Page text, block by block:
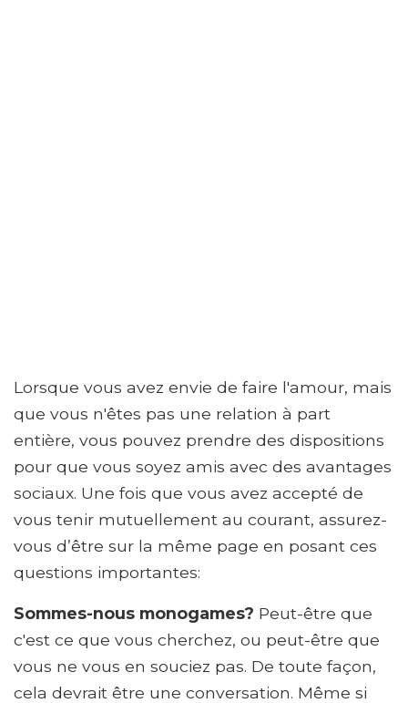
Lorsque vous avez envie de faire l'amour, mais
que vous n'êtes pas une relation à part
entière, vous pouvez prendre des dispositions
pour que vous soyez amis avec des avantages
sociaux. Une fois que vous avez accepté de
vous tenir mutuellement au courant, assurez-
vous d’être sur la même page en posant ces
questions importantes:
Sommes-nous monogames? Peut-être que
c'est ce que vous cherchez, ou peut-être que
vous ne vous en souciez pas. De toute façon,
cela devrait être une conversation. Même si